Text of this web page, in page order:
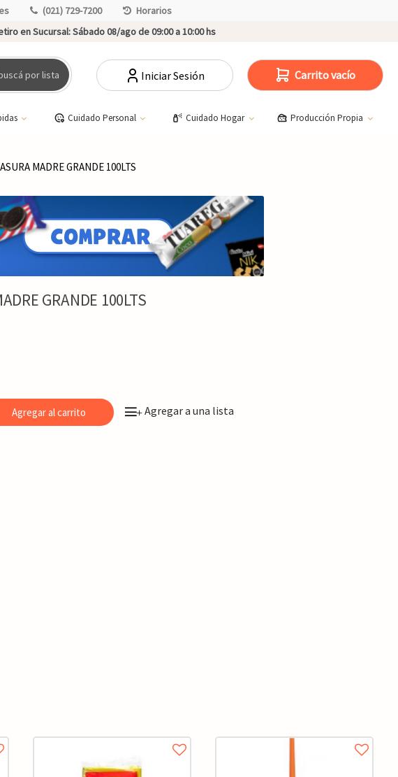
(021) 729-7200
Horarios
en Sucursal:Sábado 08/ago de 09:00 a 10:00 hs
por lista Iniciar Sesión Carrito vacío
Cuidado Personal Cuidado Hogar Producción Propia
MADRE GRANDE 100LTS
GRANDE 100LTS
Agregar al carrito +Agregar a una lista